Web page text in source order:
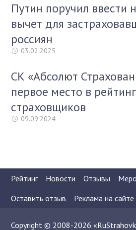
Путин поручил ввести
вычет для
россиян
03.02.2025
СК «Абсолют
первое место в
страховщиков
09.09.2024
Рейтинг Новости Отзывы
Оставить отзыв
Реклама на сайте
Copyright © 2008-2026